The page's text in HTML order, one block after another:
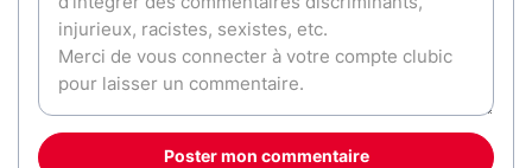
Poster mon commentaire